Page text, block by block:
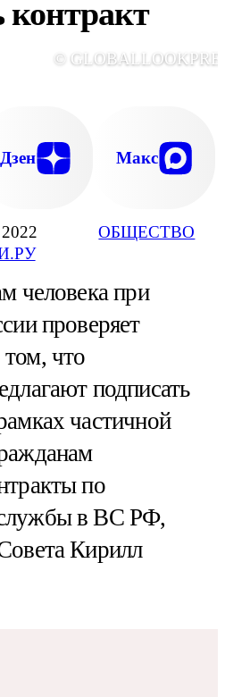
ОБЩЕСТВО
контракт
©
Дзен Макс
человека при
проверяет
что
подписать
частичной
по
в ВС РФ,
Кирилл